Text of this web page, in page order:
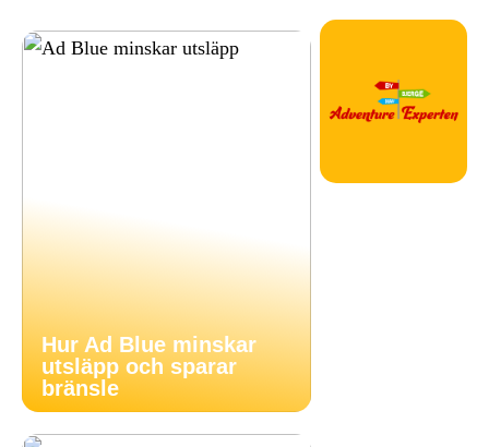
Hur Ad Blue minskar
utsläpp och sparar
bränsle